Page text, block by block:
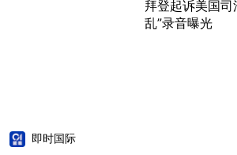
拜登起诉美国
乱”录音曝光
即时国际